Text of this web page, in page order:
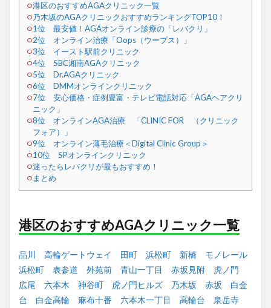
港区のおすすめAGAクリニック一覧
乃木坂のAGAクリニックおすすめランキングTOP10！
1位 最安値！AGAオンライン診療の「レバクリ」
2位 オンライン治療「Oops（ウープス）」
3位 イースト駅前クリニック
4位 SBC湘南AGAクリニック
5位 Dr.AGAクリニック
6位 DMMオンラインクリニック
7位 安心価格・症例豊富・テレビ電話対応「AGAヘアクリ
ニック」
8位 オンラインAGA治療 「CLINIC FOR （クリニック
フォア）」
9位 オンライン薄毛治療＜Digital Clinic Group＞
10位 SPオンラインクリニック
迷ったらレバクリが最もおすすめ！
まとめ
港区のおすすめAGAクリニック一覧
品川 高輪ゲートウェイ 田町 浜松町 新橋
モノレール
浜松町
表参道 外苑前 青山一丁目 赤坂見附
虎ノ門
広尾
六本木 神谷町 虎ノ門ヒルズ 乃木坂 赤坂
白金
台
白金高輪 麻布十番 六本木一丁目 高輪台
泉岳寺